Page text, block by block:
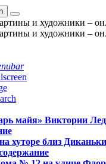
майя» Виктории
хуторе близ